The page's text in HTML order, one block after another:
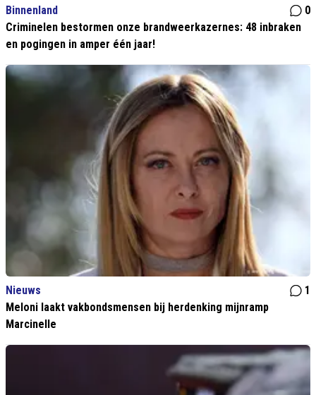
Binnenland
0
Criminelen bestormen onze brandweerkazernes: 48 inbraken
en pogingen in amper één jaar!
Nieuws
1
Meloni laakt vakbondsmensen bij herdenking mijnramp
Marcinelle